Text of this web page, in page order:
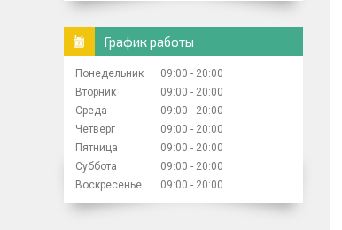
График работы
Понедельник 09:00
20:00
Вторник
09:00
20:00
Среда
09:00
20:00
Четверг
09:00
20:00
Пятница
09:00
20:00
Суббота
09:00
20:00
Воскресенье
09:00 20:00